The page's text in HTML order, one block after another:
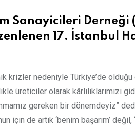
Sanayicileri
17. İstanbul
krizler nedeniyle Türkiye’de olduğu
üreticiler olarak kârlılıklarımızı
gereken bir dönemdeyiz”
için de artık ‘benim başarım’